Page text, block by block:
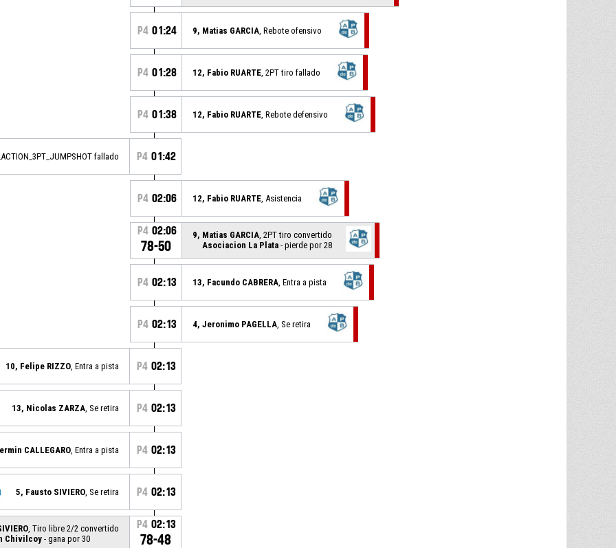
P4 01:24 9, Matias GARCIA , Rebote ofensivo
P4 01:28 12, Fabio RUARTE , 2PT tiro fallado
P4 01:38 12, Fabio RUARTE , Rebote defensivo
fallado P4 01:42
P4 02:06 12, Fabio RUARTE , Asistencia
P4 02:06
78-50
9, Matias GARCIA , 2PT tiro convertido
Asociacion La Plata - pierde por 28
P4 02:13 13, Facundo CABRERA , Entra a pista
P4 02:13 4, Jeronimo PAGELLA , Se retira
10, Felipe RIZZO , Entra a pista P4 02:13
13, Nicolas ZARZA , Se retira P4 02:13
CALLEGARO , Entra a pista P4 02:13
5, Fausto SIVIERO , Se retira P4 02:13
, Tiro libre 2/2 convertido
Chivilcoy - gana por 30
P4 02:13
78-48